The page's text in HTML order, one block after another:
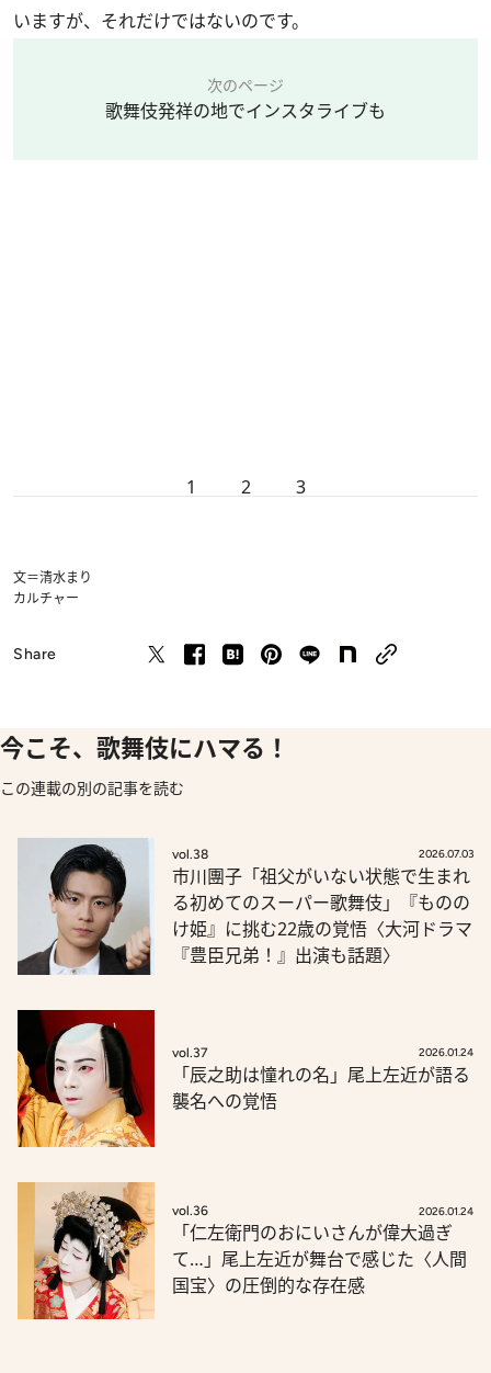
いますが、それだけではないのです。
次のページ
歌舞伎発祥の地でインスタライブも
1 2 3
文＝清水まり
カルチャー
Share
今こそ、歌舞伎にハマる！
この連載の別の記事を読む
vol.38 2026.07.03
市川團子「祖父がいない状態で生まれ
る初めてのスーパー歌舞伎」『ものの
け姫』に挑む22歳の覚悟〈大河ドラマ
『豊臣兄弟！』出演も話題〉
vol.37 2026.01.24
「辰之助は憧れの名」尾上左近が語る
襲名への覚悟
vol.36 2026.01.24
「仁左衛門のおにいさんが偉大過ぎ
て…」尾上左近が舞台で感じた〈人間
国宝〉の圧倒的な存在感